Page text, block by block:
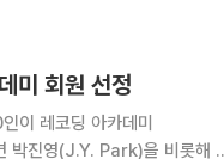
미 회원 선정
이 레코딩 아카데미